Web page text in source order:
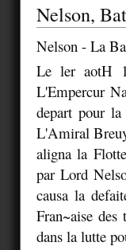
Nelson,
Nelson - La
Le ler aotH
L'Empercur
depart pour
L'Amiral
aligna la
par Lord
causa la
Fran~aise
dans la lutte